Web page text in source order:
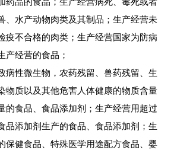
、水产动物肉类及其制品；生产经营未
疫不合格的肉类；生产经营国家为防病
产经营的食品；
性微生物，农药残留、兽药残留、生
物质以及其他危害人体健康的物质含量
的食品、食品添加剂；生产经营用超过
品添加剂生产的食品、食品添加剂；生
保健食品、特殊医学用途配方食品、婴